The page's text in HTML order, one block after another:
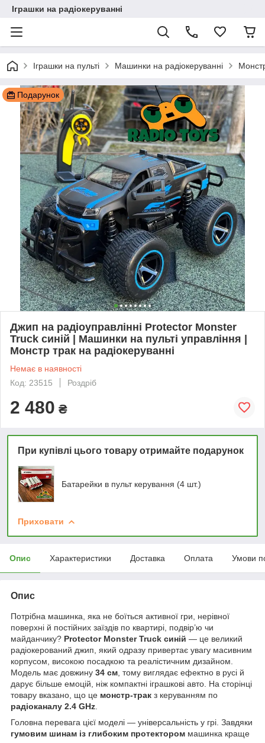
Іграшки на радіокеруванні
Іграшки на пульті Машинки на радіокеруванні
Подарунок
Джип на радіоуправлінні Protector Monster
Truck синій | Машинки на пульті управління |
Монстр трак на радіокеруванні
Немає в наявності
Код: 23515
Роздріб
2 480 ₴
При купівлі цього товару отримайте подарунок
Батарейки в пульт керування (4 шт.)
Приховати
Опис Характеристики Доставка Оплата Умови
Опис
Потрібна машинка, яка не боїться активної гри, нерівної
поверхні й постійних заїздів по квартирі, подвір’ю чи
майданчику? Protector Monster Truck синій — це великий
радіокерований джип, який одразу привертає увагу масивним
корпусом, високою посадкою та реалістичним дизайном.
Модель має довжину 34 см , тому виглядає ефектно в русі й
дарує більше емоцій, ніж компактні іграшкові авто. На сторінці
товару вказано, що це монстр-трак з керуванням по
радіоканалу 2.4 GHz
Головна перевага цієї моделі — універсальність у грі. Завдяки
гумовим шинам із глибоким протектором машинка краще